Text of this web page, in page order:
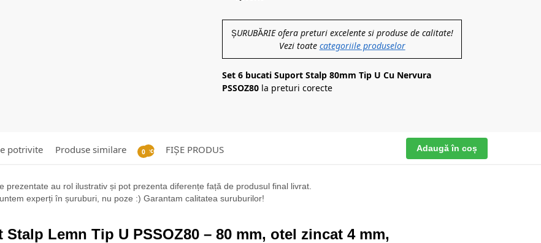
ȘURUBĂRIE ofera preturi excelente si produse de calitate!
Vezi toate categoriile produselor
Set 6 bucati Suport Stalp 80mm Tip U Cu Nervura
PSSOZ80 la preturi corecte
potrivite Produse similare Recenzii
0 FIȘE PRODUS Adaugă în coș
prezentate au rol ilustrativ și pot prezenta diferențe față de produsul final livrat.
experți în șuruburi, nu poze :) Garantam calitatea suruburilor!
Lemn Tip U PSSOZ80 – 80 mm, otel zincat 4 mm,